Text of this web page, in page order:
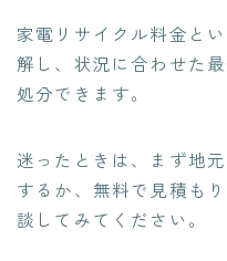
家電リサイクル料金と
解し、状況に合わせた
処分できます。
迷ったときは、まず地
するか、無料で見積も
談してみてください。